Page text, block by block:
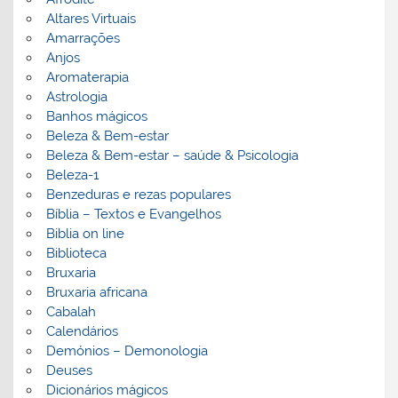
Altares Virtuais
Amarrações
Anjos
Aromaterapia
Astrologia
Banhos mágicos
Beleza & Bem-estar
Beleza & Bem-estar – saúde & Psicologia
Beleza-1
Benzeduras e rezas populares
Bíblia – Textos e Evangelhos
Biblia on line
Biblioteca
Bruxaria
Bruxaria africana
Cabalah
Calendários
Demónios – Demonologia
Deuses
Dicionários mágicos